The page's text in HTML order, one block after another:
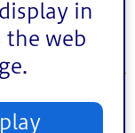
in
the web